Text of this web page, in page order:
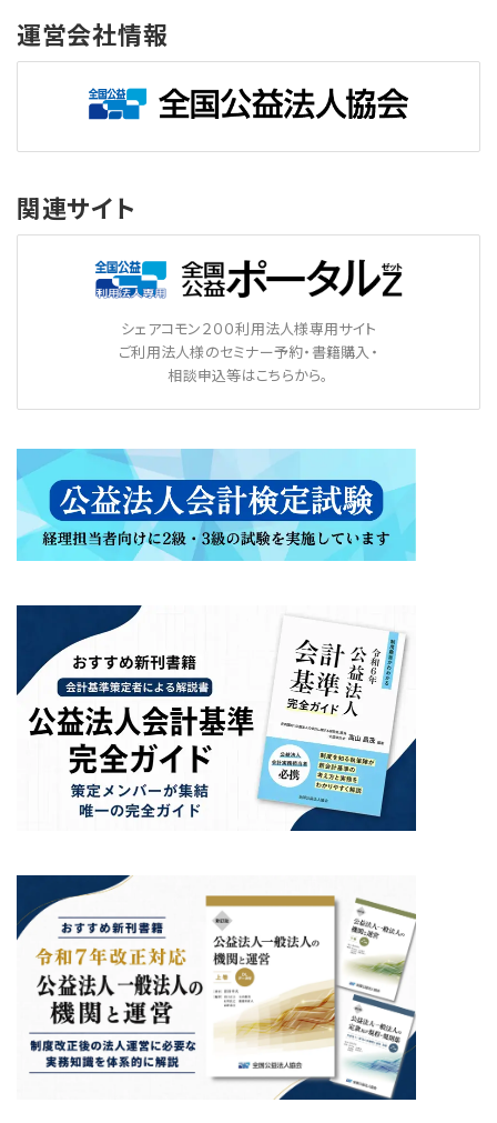
運営会社情報
関連サイト
シェアコモン２００利用法人様専用サイト
ご利用法人様のセミナー予約・書籍購入・
相談申込等はこちらから。